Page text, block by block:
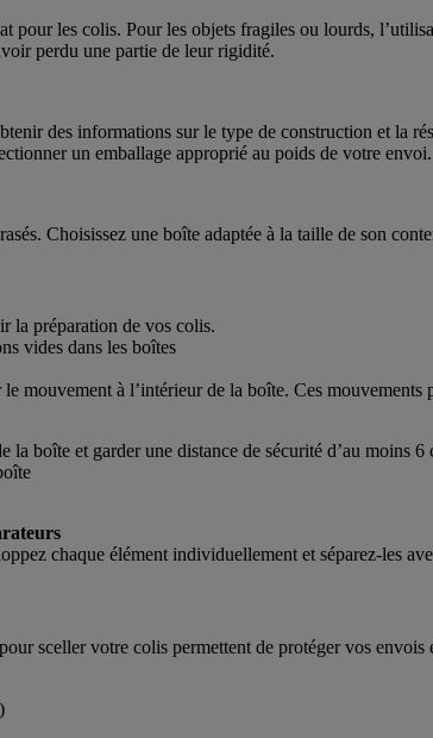
pour les colis. Pour les objets fragiles ou lourds,
perdu une partie de leur rigidité.
des informations sur le type de construction et la
un emballage approprié au poids de votre envoi.
Choisissez une boîte adaptée à la taille de son
la préparation de vos colis.
mouvement à l’intérieur de la boîte. Ces mouvements
boîte et garder une distance de sécurité d’au moins 6
chaque élément individuellement et séparez-les
sceller votre colis permettent de protéger vos